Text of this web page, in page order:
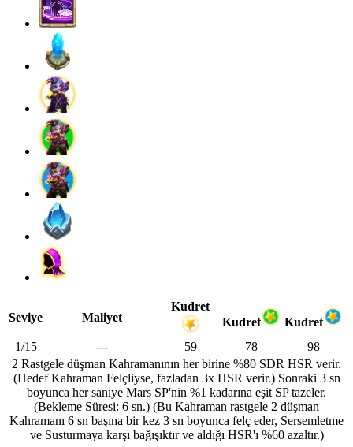
Seviye Maliyet
Kudret
Kudret
Kudret
1/15
--- 59 78
98
2 Rastgele düşman Kahramanının her birine %80 SDR HSR verir.
(Hedef Kahraman Felçliyse, fazladan 3x HSR verir.) Sonraki 3 sn
boyunca her saniye Mars SP'nin %1 kadarına eşit SP tazeler.
(Bekleme Süresi: 6 sn.) (Bu Kahraman rastgele 2 düşman
Kahramanı 6 sn başına bir kez 3 sn boyunca felç eder, Sersemletme
ve Susturmaya karşı bağışıktır ve aldığı HSR'ı %60 azaltır.)